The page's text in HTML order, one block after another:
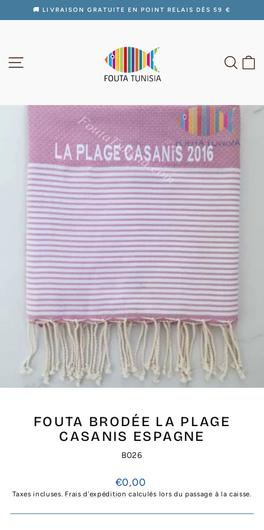
Diaporama
🚚 LIVRAISON GRATUITE EN POINT RELAIS DÈS 59 €
FOUTA BRODÉE LA PLAGE
CASANIS ESPAGNE
B026
Prix
régulier
€0,00
Taxes incluses. Frais d'expédition calculés lors du passage à la caisse.